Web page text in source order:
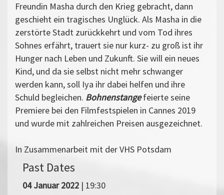
Freundin Masha durch den Krieg gebracht, dann
geschieht ein tragisches Unglück. Als Masha in die
zerstörte Stadt zurückkehrt und vom Tod ihres
Sohnes erfährt, trauert sie nur kurz- zu groß ist ihr
Hunger nach Leben und Zukunft. Sie will ein neues
Kind, und da sie selbst nicht mehr schwanger
werden kann, soll Iya ihr dabei helfen und ihre
Schuld begleichen. Bohnenstange feierte seine
Premiere bei den Filmfestspielen in Cannes 2019
und wurde mit zahlreichen Preisen ausgezeichnet.
In Zusammenarbeit mit der VHS Potsdam
Past Dates
04 Januar 2022 | 19:30